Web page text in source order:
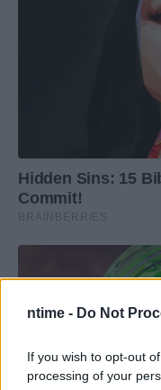
ntime - Do Not
If you wish to opt-out
processing of your